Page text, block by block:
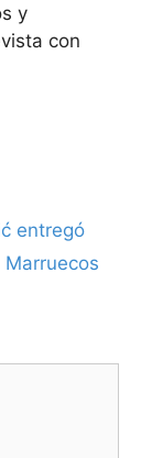
y
con
entregó